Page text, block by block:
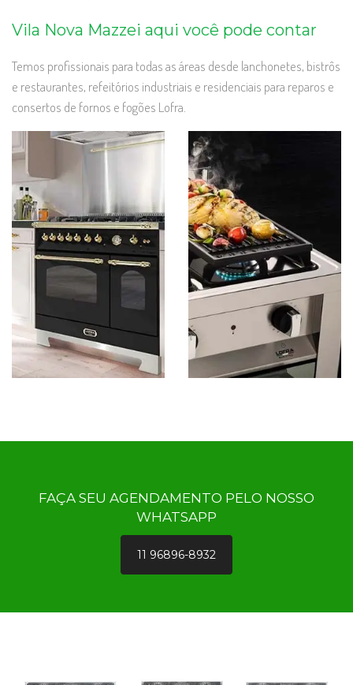
Vila Nova Mazzei aqui você pode contar
Temos profissionais para todas as áreas desde lanchonetes, bistrôs
e restaurantes, refeitórios industriais e residenciais para reparos e
consertos de fornos e fogões Lofra.
FAÇA SEU AGENDAMENTO PELO NOSSO
WHATSAPP
11 96896-8932